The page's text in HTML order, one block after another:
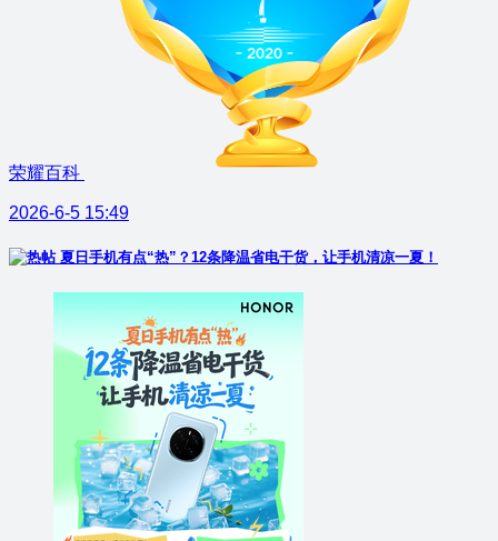
荣耀百科
2026-6-5 15:49
夏日手机有点“热”？12条降温省电干货，让手机清凉一夏！